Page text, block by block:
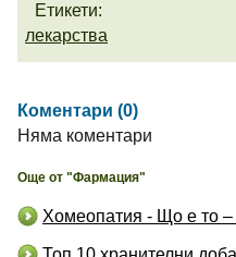
Етикети:
лекарства
Коментари (0)
Няма коментари
Още от "Фармация"
Хомеопатия - Що е то